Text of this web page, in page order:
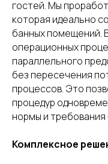
гостей. Мы
которая идеально
банных помещений.
операционных
параллельного
без пересечения
процессов. Это
процедур
нормы и
Комплексное